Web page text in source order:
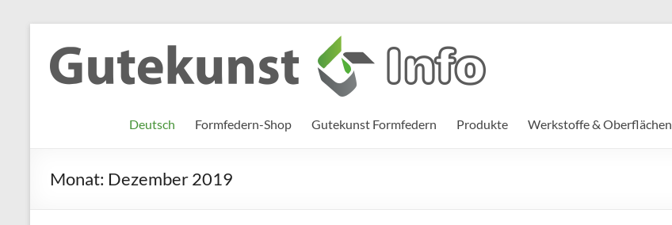
Inhalt
springen
Gutekunst
Formfedern
GmbH
Informationen
und
Wissenswertes
Deutsch Formfedern-Shop Gutekunst Formfedern Produkte Werkstoffe & Oberflächen
Monat: Dezember 2019